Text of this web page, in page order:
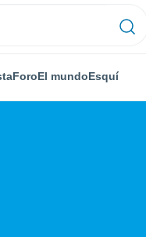
ForoEl mundoEsquí